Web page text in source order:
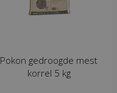
Pokon gedroogde mest
korrel 5 kg